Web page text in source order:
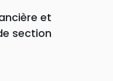
et
section